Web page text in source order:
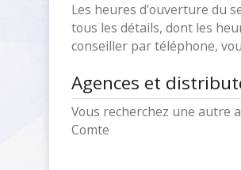
Les heures d'ouverture du
tous les détails, dont les
conseiller par téléphone,
Agences et
Vous recherchez une autre
Comte